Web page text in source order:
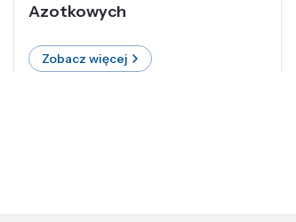
Azotkowych
Zobacz więcej